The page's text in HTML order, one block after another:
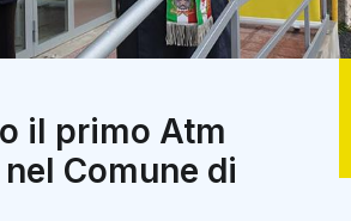
il primo Atm
Comune di